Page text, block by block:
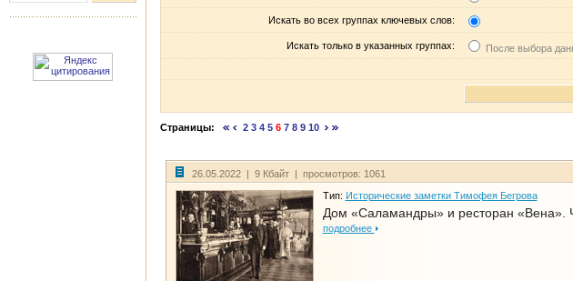
Искать во всех группах ключевых слов:
Искать только в указанных группах: После выбора
Страницы: 2 3 4 5 6 7 8 9 10
26.05.2022 | 9 Кбайт | просмотров: 1061
Тип: Исторические заметки Тимофея Бегрова
Дом «Саламандры» и ресторан «Вена».
подробнее